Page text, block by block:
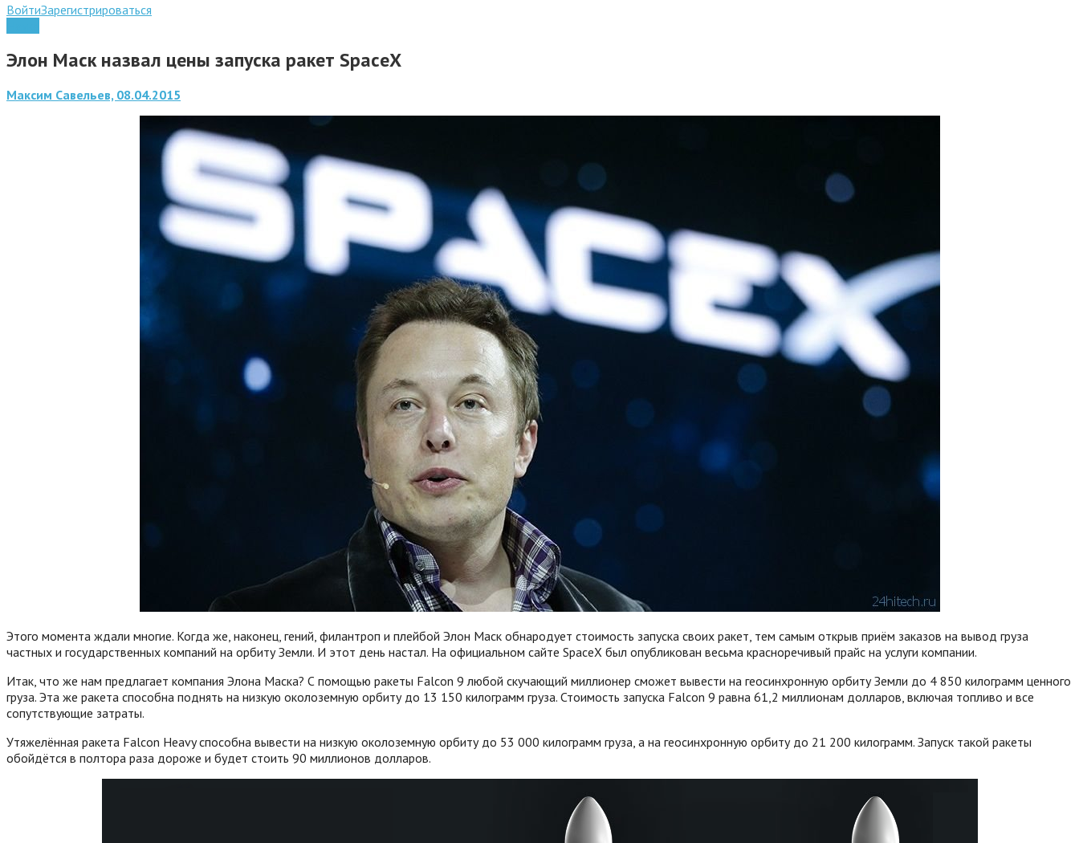
ВойтиЗарегистрироваться
Элон Маск назвал цены запуска ракет SpaceX
Максим Савельев, 08.04.2015
Этого момента ждали многие. Когда же, наконец, гений, филантроп и плейбой Элон Маск обнародует стоимость запуска своих ракет, тем самым открыв приём заказов на вывод груза
частных и государственных компаний на орбиту Земли. И этот день настал. На официальном сайте SpaceX был опубликован весьма красноречивый прайс на услуги компании.
Итак, что же нам предлагает компания Элона Маска? С помощью ракеты Falcon 9 любой скучающий миллионер сможет вывести на геосинхронную орбиту Земли до 4 850 килограмм ценного
груза. Эта же ракета способна поднять на низкую околоземную орбиту до 13 150 килограмм груза. Стоимость запуска Falcon 9 равна 61,2 миллионам долларов, включая топливо и все
сопутствующие затраты.
Утяжелённая ракета Falcon Heavy способна вывести на низкую околоземную орбиту до 53 000 килограмм груза, а на геосинхронную орбиту до 21 200 килограмм. Запуск такой ракеты
обойдётся в полтора раза дороже и будет стоить 90 миллионов долларов.